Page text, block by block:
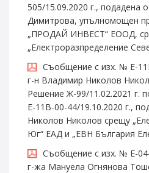
505/15.09.2020 г., подадена
Димитрова, упълномощен
„ПРОДАЙ ИНВЕСТ“ ЕООД,
„Електроразпределение
Съобщение с изх. № Е-
г-н Владимир Николов
Решение Ж-99/11.02.2021 г.
Е-11В-00-44/19.10.2020 г.,
Николов Николов срещу
Юг“ ЕАД и „ЕВН България
Съобщение с изх. № Е-
г-жа Мануела Огнянова